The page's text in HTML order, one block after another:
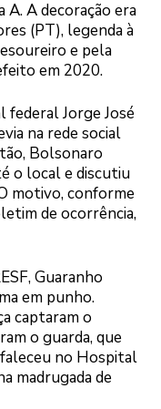
A. A decoração era
(PT), legenda à
e pela
em 2020.
federal Jorge José
na rede social
Bolsonaro
o local e discutiu
motivo, conforme
de ocorrência,
Guaranho
em punho.
captaram o
o guarda, que
no Hospital
madrugada de